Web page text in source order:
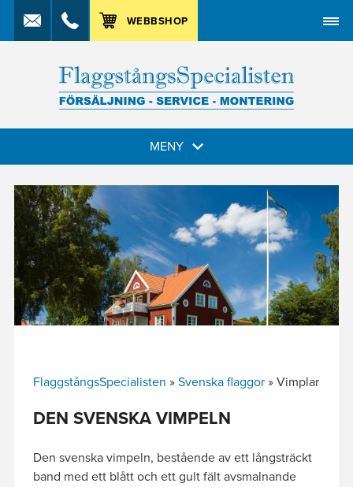
WEBBSHOP
MENY
MENY
FlaggstångsSpecialisten » Svenska flaggor» Vimplar
DEN SVENSKA VIMPELN
Den svenska vimpeln, bestående av ett långsträckt
band med ett blått och ett gult fält avsmalnande